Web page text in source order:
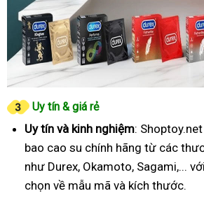
Uy tín & giá rẻ
Uy tín và kinh nghiệm:
bao cao su chính hãng từ các
như Durex, Okamoto, Sagami,...
chọn về mẫu mã và kích thước.